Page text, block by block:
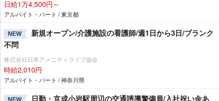
日給1万4,500円～
アルバイト・パート / 東京都
NEW
新規オープン/介護施設の看護師/週1日から3日/ブランク
不問
株式会社日本アメニティライフ協会
時給2,010円
アルバイト・パート / 神奈川県
日勤・京成小岩駅周辺の交通誘導警備員/入社祝い金あ